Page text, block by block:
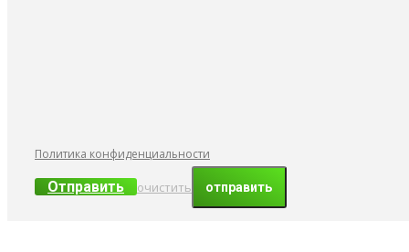
Политика конфиденциальности
Отправить очистить